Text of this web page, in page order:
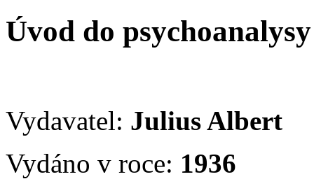
Úvod do psychoanalysy
Vydavatel: Julius Albert
Vydáno v roce: 1936